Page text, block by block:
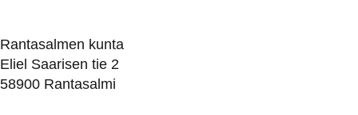
Rantasalmen kunta
Eliel Saarisen tie 2
58900 Rantasalmi